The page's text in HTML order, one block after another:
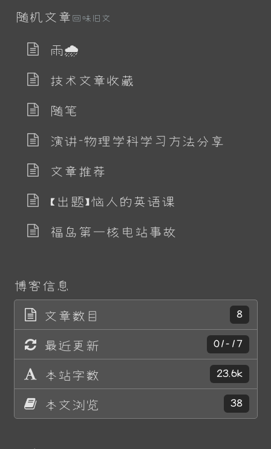
随机文章 回味旧文
雨🌧
技术文章收藏
随笔
演讲-物理学科学习方法分享
文章推荐
【出题】恼人的英语课
福岛第一核电站事故
博客信息
文章数目
8
最近更新 01-17
本站字数 23.6k
本文浏览 38